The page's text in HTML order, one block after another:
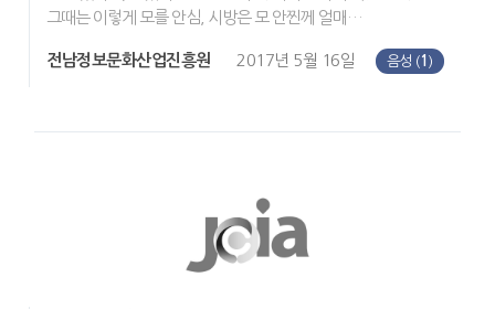
그때는 이렇게 모를 안심, 시방은 모 안찐께 얼매…
전남정보문화산업진흥원 2017년 5월 16일 음성 (1 )